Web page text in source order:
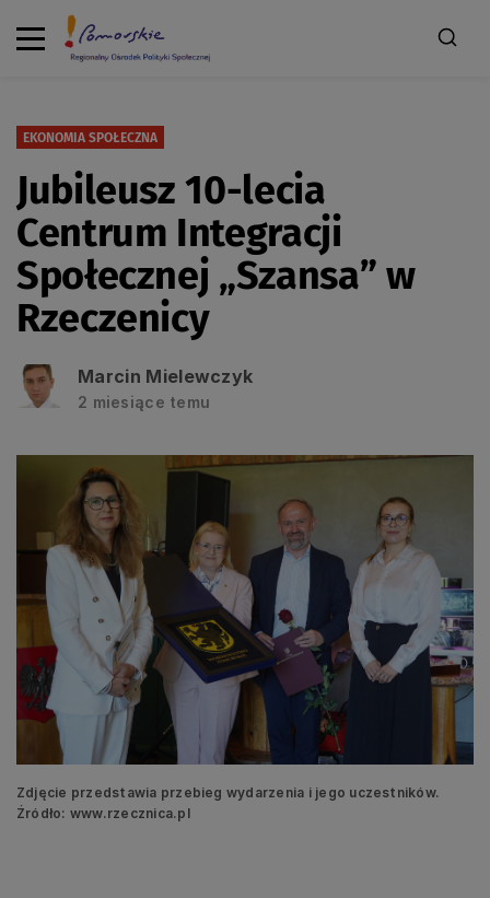
EKONOMIA SPOŁECZNA
Jubileusz 10-lecia
Centrum Integracji
Społecznej „Szansa” w
Rzeczenicy
Marcin Mielewczyk
2 miesiące temu
Zdjęcie przedstawia przebieg wydarzenia i jego uczestników.
Źródło: www.rzecznica.pl